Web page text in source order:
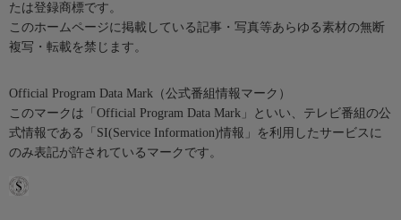
たは登録商標です。
このホームページに掲載している記事・写真等あらゆる素材の無断
複写・転載を禁じます。
Official Program Data Mark（公式番組情報マーク）
このマークは「Official Program Data Mark」といい、テレビ番組の公
式情報である「SI(Service Information)情報」を利用したサービスに
のみ表記が許されているマークです。